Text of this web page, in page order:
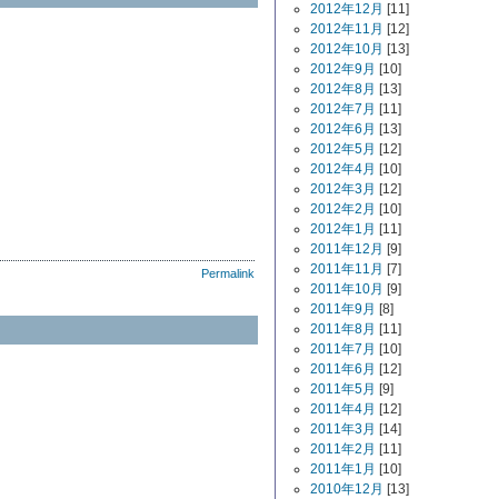
Permalink
2012年12月 [11]
2012年11月 [12]
2012年10月 [13]
2012年9月 [10]
2012年8月 [13]
2012年7月 [11]
2012年6月 [13]
2012年5月 [12]
2012年4月 [10]
2012年3月 [12]
2012年2月 [10]
2012年1月 [11]
2011年12月 [9]
2011年11月 [7]
2011年10月 [9]
2011年9月 [8]
2011年8月 [11]
2011年7月 [10]
2011年6月 [12]
2011年5月 [9]
2011年4月 [12]
2011年3月 [14]
2011年2月 [11]
2011年1月 [10]
2010年12月 [13]